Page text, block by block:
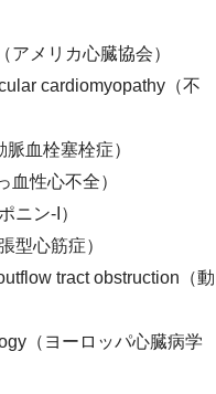
メリカ心臓協会）
cardiomyopathy（不
血栓塞栓症）
性心不全）
ニン-I）
型心筋症）
tract obstruction（動
（ヨーロッパ心臓病学